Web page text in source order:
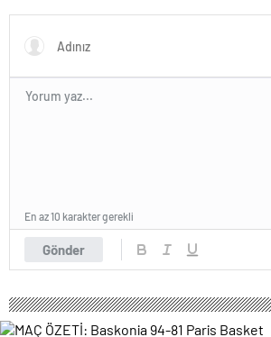
Haberleri
Gönder
En az 10 karakter gerekli